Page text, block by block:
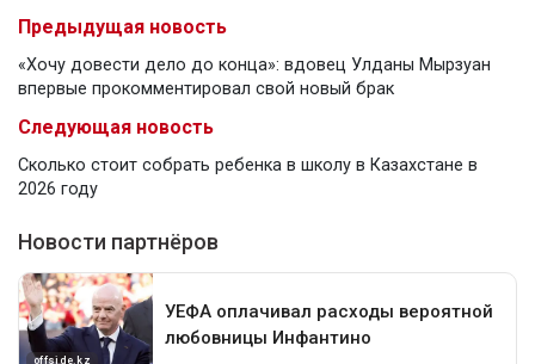
Предыдущая новость
«Хочу довести дело до конца»: вдовец Улданы Мырзуан
впервые прокомментировал свой новый брак
Следующая новость
Сколько стоит собрать ребенка в школу в Казахстане в
2026 году